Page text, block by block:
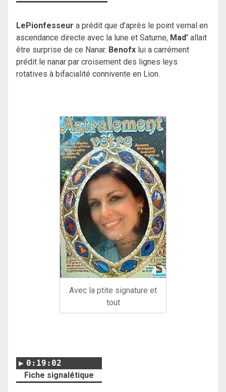
LePionfesseur a prédit que d’après le point vernal en
ascendance directe avec la lune et Saturne, Mad’ allait
être surprise de ce Nanar. Benofx lui a carrément
prédit le nanar par croisement des lignes leys
rotatives à bifacialité connivente en Lion.
Avec la ptite signature et
tout
0:19:02
Fiche signalétique